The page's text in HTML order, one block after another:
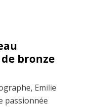
bronze
Emilie
passionnée